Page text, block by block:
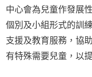
中心會為兒童作發展
個別及小組形式的訓
支援及教育服務，協
有特殊需要兒童，以